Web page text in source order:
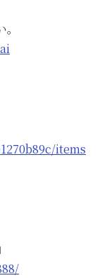
items